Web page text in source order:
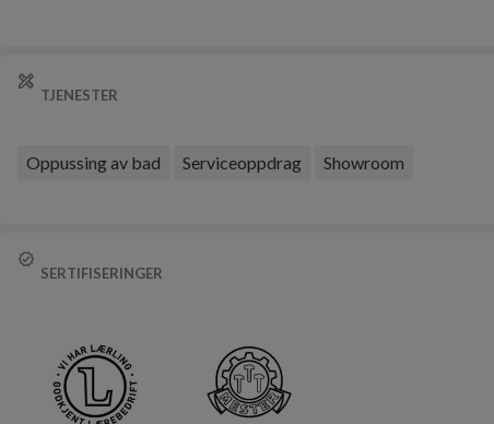
TJENESTER
Oppussing av bad Serviceoppdrag Showroom
SERTIFISERINGER